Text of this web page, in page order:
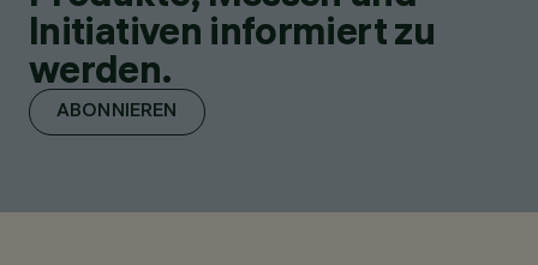
Initiativen informiert zu
werden.
ABONNIEREN